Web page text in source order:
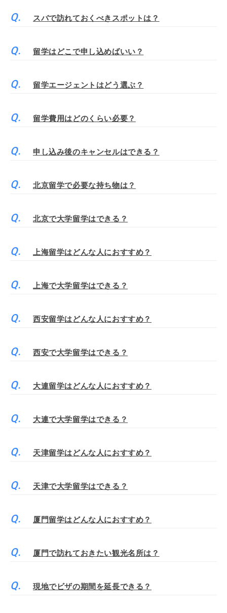
スバで訪れておくべきスポットは？
留学はどこで申し込めばいい？
留学エージェントはどう選ぶ？
留学費用はどのくらい必要？
申し込み後のキャンセルはできる？
北京留学で必要な持ち物は？
北京で大学留学はできる？
上海留学はどんな人におすすめ？
上海で大学留学はできる？
西安留学はどんな人におすすめ？
西安で大学留学はできる？
大連留学はどんな人におすすめ？
大連で大学留学はできる？
天津留学はどんな人におすすめ？
天津で大学留学はできる？
厦門留学はどんな人におすすめ？
厦門で訪れておきたい観光名所は？
現地でビザの期間を延長できる？